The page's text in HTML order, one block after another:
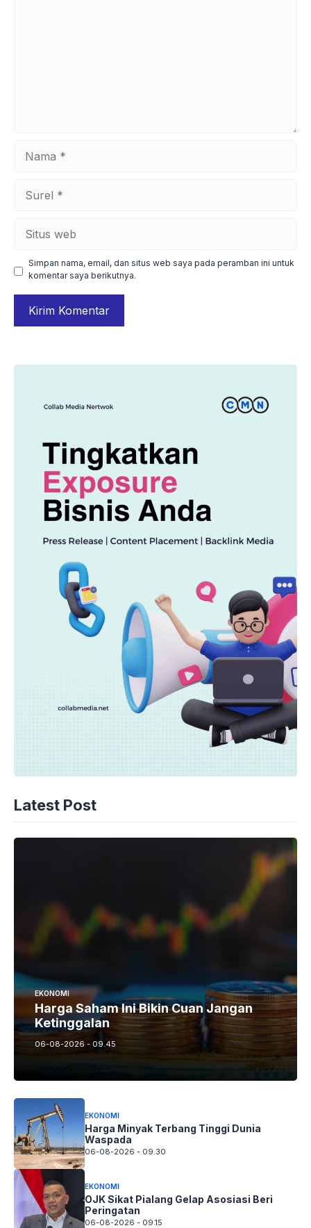
web
Simpan nama, email, dan situs web saya pada peramban ini untuk
komentar saya berikutnya.
Latest Post
EKONOMI
Harga Saham Ini Bikin Cuan Jangan
Ketinggalan
06-08-2026 - 09.45
EKONOMI
Harga Minyak Terbang Tinggi Dunia
Waspada
06-08-2026 - 09.30
EKONOMI
OJK Sikat Pialang Gelap Asosiasi Beri
Peringatan
06-08-2026 - 09.15